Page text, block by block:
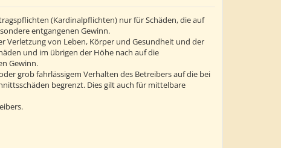
(Kardinalpflichten) nur für Schäden, die auf
entgangenen Gewinn.
Verletzung von Leben, Körper und Gesundheit und der
und im übrigen der Höhe nach auf die
Gewinn.
grob fahrlässigem Verhalten des Betreibers auf die bei
begrenzt. Dies gilt auch für mittelbare